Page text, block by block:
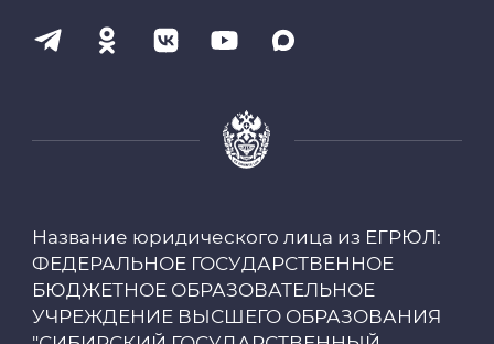
Электронный архив
Цифровые сервисы
Единая платежная система
Название юридического лица из ЕГРЮЛ:
ФЕДЕРАЛЬНОЕ ГОСУДАРСТВЕННОЕ
БЮДЖЕТНОЕ ОБРАЗОВАТЕЛЬНОЕ
УЧРЕЖДЕНИЕ ВЫСШЕГО ОБРАЗОВАНИЯ